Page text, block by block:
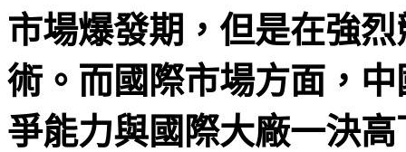
市場爆發期，但是在強
術。而國際市場方面，
爭能力與國際大廠一決高